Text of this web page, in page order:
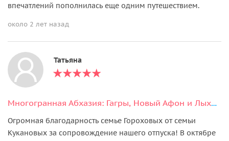
впечатлений пополнилась еще одним путешествием.
около 2 лет назад
Татьяна
Многогранная Абхазия: Гагры, Новый Афон и Лыхны
Огромная благодарность семье Гороховых от семьи
Кукановых за сопровождение нашего отпуска! В октябре